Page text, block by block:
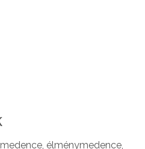
élménymedence,